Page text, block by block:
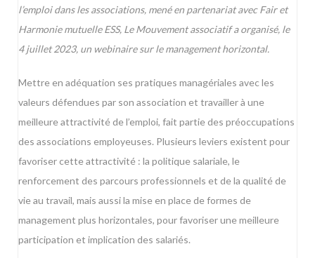
l’emploi dans les associations, mené en partenariat avec Fair et
Harmonie mutuelle ESS, Le Mouvement associatif a organisé, le
4 juillet 2023, un webinaire sur le management horizontal.
Mettre en adéquation ses pratiques managériales avec les
valeurs défendues par son association et travailler à une
meilleure attractivité de l’emploi, fait partie des préoccupations
des associations employeuses. Plusieurs leviers existent pour
favoriser cette attractivité : la politique salariale, le
renforcement des parcours professionnels et de la qualité de
vie au travail, mais aussi la mise en place de formes de
management plus horizontales, pour favoriser une meilleure
participation et implication des salariés.